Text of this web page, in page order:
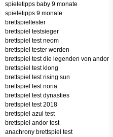
spieletipps baby 9 monate
spieletipps 9 monate
brettspieltester
brettspiel testsieger
brettspiel test neom
brettspiel tester werden
brettspiel test die legenden von andor
brettspiel test klong
brettspiel test rising sun
brettspiel test noria
brettspiel test dynasties
brettspiel test 2018
brettspiel azul test
brettspiel andor test
anachrony brettspiel test